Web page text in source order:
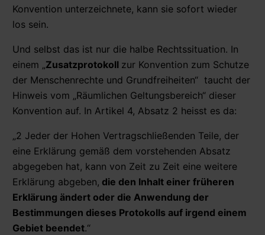
Konvention unterzeichnete, kann sie sofort wieder
los sein.
Und selbst das ist nur die halbe Rechtssituation. In
einem „Zusatzprotokoll zur Konvention zum Schutze
der Menschenrechte und Grundfreiheiten“ taucht der
Hinweis vom „Räumlichen Geltungsbereich“ dieser
Konvention auf. In Artikel 4, Absatz 2 heisst es da:
„2 Jeder der Hohen Vertragschließenden Teile, der
eine Erklärung gemäß dem vorstehenden Absatz
abgegeben hat, kann von Zeit zu Zeit eine weitere
Erklärung abgeben, die den Inhalt einer früheren
Erklärung ändert oder die Anwendung der
Bestimmungen dieses Protokolls auf irgend einem
Gebiet beendet.“